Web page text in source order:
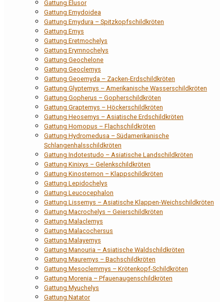
Gattung Elusor
Gattung Emydoidea
Gattung Emydura – Spitzkopfschildkröten
Gattung Emys
Gattung Eretmochelys
Gattung Erymnochelys
Gattung Geochelone
Gattung Geoclemys
Gattung Geoemyda – Zacken-Erdschildkröten
Gattung Glyptemys – Amerikanische Wasserschildkröten
Gattung Gopherus – Gopherschildkröten
Gattung Graptemys – Höckerschildkröten
Gattung Heosemys – Asiatische Erdschildkröten
Gattung Homopus – Flachschildkröten
Gattung Hydromedusa – Südamerikanische
Schlangenhalsschildkröten
Gattung Indotestudo – Asiatische Landschildkröten
Gattung Kinixys – Gelenkschildkröten
Gattung Kinosternon – Klappschildkröten
Gattung Lepidochelys
Gattung Leucocephalon
Gattung Lissemys – Asiatische Klappen-Weichschildkröten
Gattung Macrochelys – Geierschildkröten
Gattung Malaclemys
Gattung Malacochersus
Gattung Malayemys
Gattung Manouria – Asiatische Waldschildkröten
Gattung Mauremys – Bachschildkröten
Gattung Mesoclemmys – Krötenkopf-Schildkröten
Gattung Morenia – Pfauenaugenschildkröten
Gattung Myuchelys
Gattung Natator